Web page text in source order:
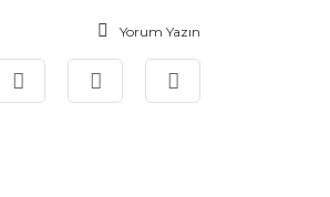
Yorum Yazın